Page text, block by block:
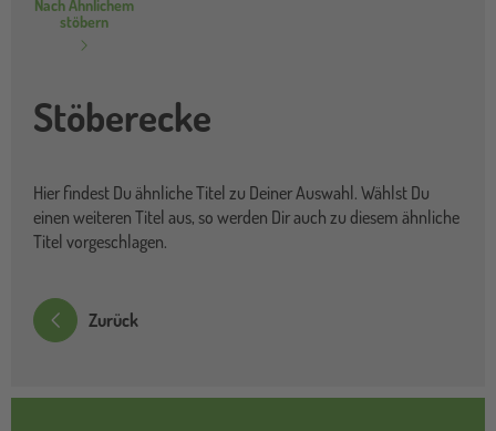
Nach Ähnlichem
stöbern
Stöberecke
Hier findest Du ähnliche Titel zu Deiner Auswahl. Wählst Du
einen weiteren Titel aus, so werden Dir auch zu diesem ähnliche
Titel vorgeschlagen.
Zurück